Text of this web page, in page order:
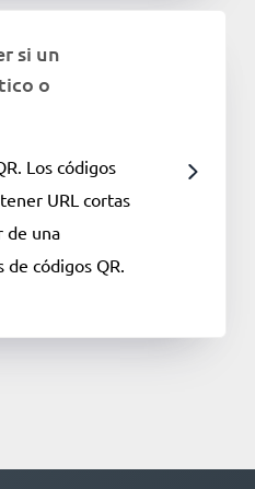
si un
o
Los códigos
URL cortas
de una
códigos QR.